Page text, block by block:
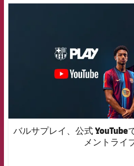
バルサプレイ、公式 YouTube
メントライ